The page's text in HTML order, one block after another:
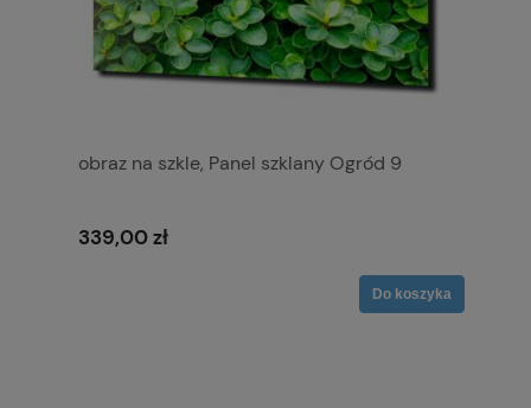
obraz na szkle, Panel szklany Ogród 9
339,00 zł
Do koszyka